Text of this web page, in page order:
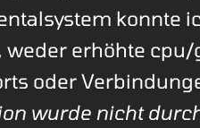
konnte
weder erhöhte
oder
wurde nicht